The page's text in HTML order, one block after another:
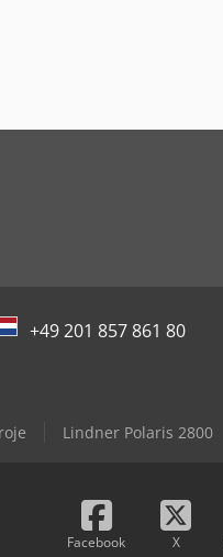
+49 201 857 861 80
Lindner Polaris 2800
Facebook X